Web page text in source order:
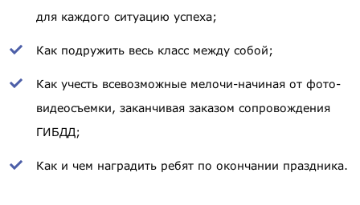
для каждого ситуацию успеха;
Как подружить весь класс между собой;
Как учесть всевозможные мелочи-начиная от фото-
видеосъемки, заканчивая заказом сопровождения
ГИБДД;
Как и чем наградить ребят по окончании праздника.